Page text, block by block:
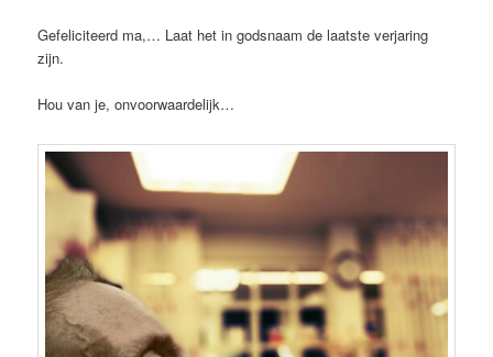
Gefeliciteerd ma,… Laat het in godsnaam de laatste verjaring
zijn.
Hou van je, onvoorwaardelijk…